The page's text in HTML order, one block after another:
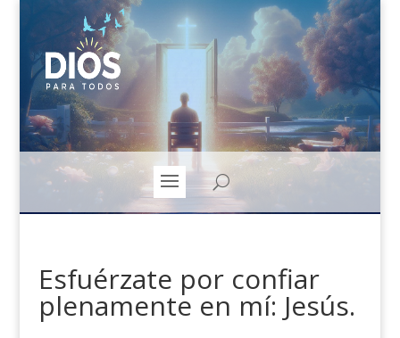
Esfuérzate por confiar
plenamente en mí: Jesús.